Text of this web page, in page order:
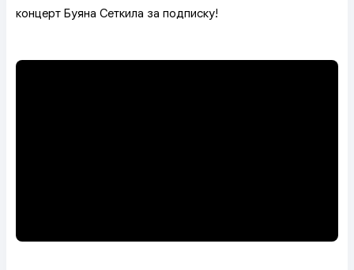
концерт Буяна Сеткила за подписку!